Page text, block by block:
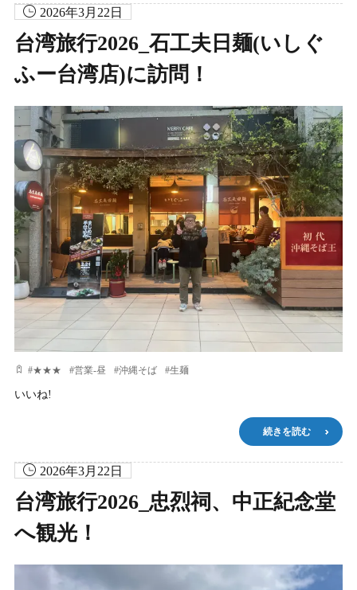
2026年3月22日
台湾旅行2026_石工夫日麺(いしぐ
ふー台湾店)に訪問！
#★★★ #営業-昼 #沖縄そば #生麺
いいね!
続きを読む
2026年3月22日
台湾旅行2026_忠烈祠、中正紀念堂
へ観光！